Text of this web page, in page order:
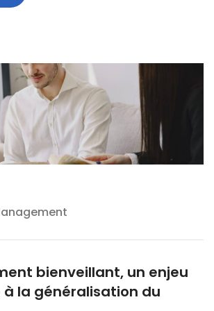
bienveillant, un enjeu
la généralisation du